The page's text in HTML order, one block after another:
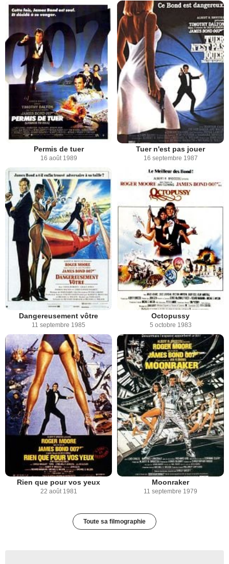
Permis de tuer
16 août 1989
Tuer n'est pas jouer
16 septembre 1987
Dangereusement vôtre
11 septembre 1985
Octopussy
5 octobre 1983
Rien que pour vos yeux
22 août 1981
Moonraker
11 septembre 1979
Toute sa filmographie